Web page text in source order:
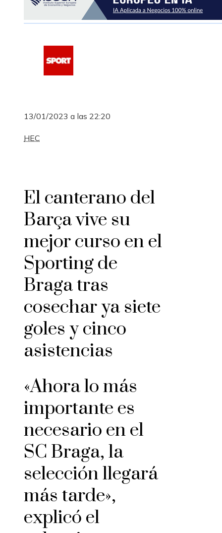
13/01/2023 a las 22:20
HEC
El canterano del
Barça vive su
mejor curso en el
Sporting de
Braga tras
cosechar ya siete
goles y cinco
asistencias
«Ahora lo más
importante es
necesario en el
SC Braga, la
selección llegará
más tarde»,
explicó el